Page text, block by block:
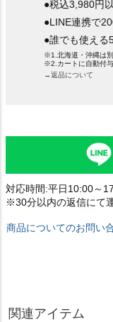
●税込3,980円
●LINE連携で
●誰でも使え
※1.北海道・沖縄は
※2.カートに自動付与
→返品について
対応時間:平日10:00～
※30分以内の返信にて運
商品についてのお問い
関連アイテム